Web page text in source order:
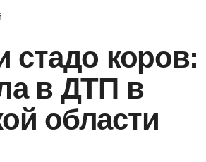
стадо коров:
в ДТП в
области